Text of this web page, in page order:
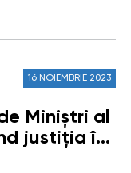
16 NOIEMBRIE 2023
Miniștri al
justiția în